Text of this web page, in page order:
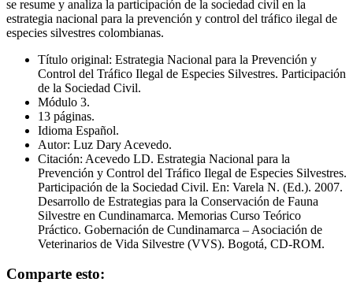
se resume y analiza la participación de la sociedad civil en la
estrategia nacional para la prevención y control del tráfico ilegal de
especies silvestres colombianas.
Título original: Estrategia Nacional para la Prevención y
Control del Tráfico Ilegal de Especies Silvestres. Participación
de la Sociedad Civil.
Módulo 3.
13 páginas.
Idioma Español.
Autor: Luz Dary Acevedo.
Citación: Acevedo LD. Estrategia Nacional para la
Prevención y Control del Tráfico Ilegal de Especies Silvestres.
Participación de la Sociedad Civil. En: Varela N. (Ed.). 2007.
Desarrollo de Estrategias para la Conservación de Fauna
Silvestre en Cundinamarca. Memorias Curso Teórico
Práctico. Gobernación de Cundinamarca – Asociación de
Veterinarios de Vida Silvestre (VVS). Bogotá, CD-ROM.
Comparte esto: